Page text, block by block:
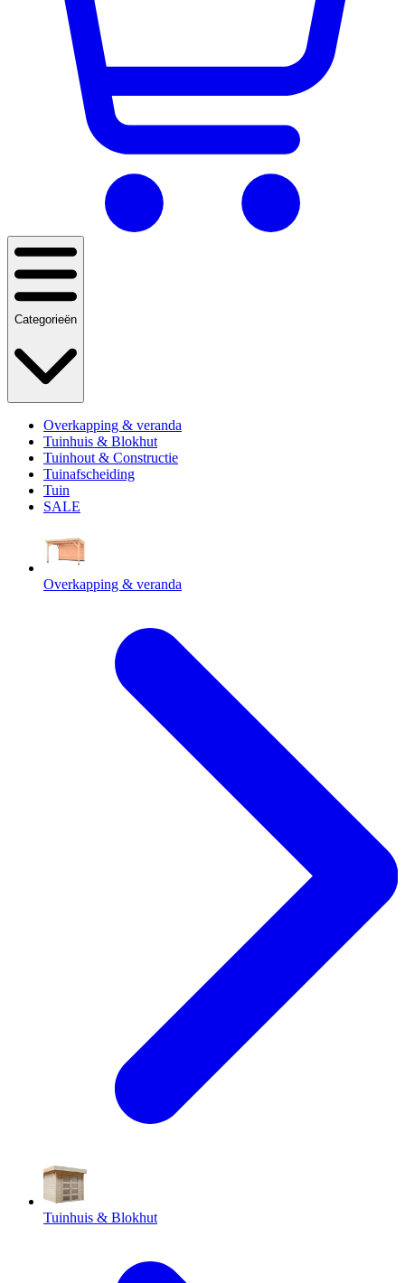
Categorieën
Overkapping & veranda
Tuinhuis & Blokhut
Tuinhout & Constructie
Tuinafscheiding
Tuin
SALE
Overkapping & veranda
Tuinhuis & Blokhut